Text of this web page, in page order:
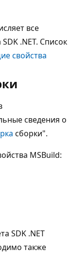
все
.NET. Список
свойства
сведения о
сборки".
MSBuild:
SDK .NET
также